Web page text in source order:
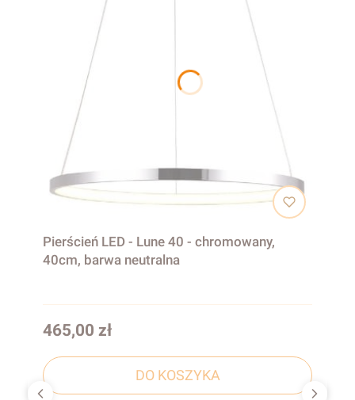
Pierścień LED - Lune 40 - chromowany,
40cm, barwa neutralna
Cena
465,00 zł
DO KOSZYKA